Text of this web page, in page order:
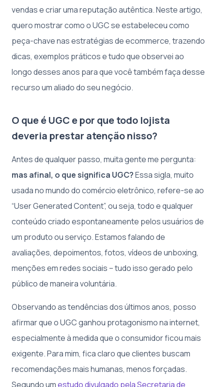
vendas e criar uma reputação autêntica. Neste artigo,
quero mostrar como o UGC se estabeleceu como
peça-chave nas estratégias de ecommerce, trazendo
dicas, exemplos práticos e tudo que observei ao
longo desses anos para que você também faça desse
recurso um aliado do seu negócio.
O que é UGC e por que todo lojista
deveria prestar atenção nisso?
Antes de qualquer passo, muita gente me pergunta:
mas afinal, o que significa UGC?Essa sigla, muito
usada no mundo do comércio eletrônico, refere-se ao
“User Generated Content”, ou seja, todo e qualquer
conteúdo criado espontaneamente pelos usuários de
um produto ou serviço. Estamos falando de
avaliações, depoimentos, fotos, vídeos de unboxing,
menções em redes sociais – tudo isso gerado pelo
público de maneira voluntária.
Observando as tendências dos últimos anos, posso
afirmar que o UGC ganhou protagonismo na internet,
especialmente à medida que o consumidor ficou mais
exigente. Para mim, fica claro que clientes buscam
recomendações mais humanas, menos forçadas.
Segundo umestudo divulgado pela Secretaria de